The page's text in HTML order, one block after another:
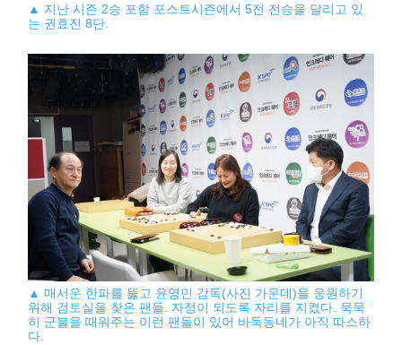
▲ 지난 시즌 2승 포함 포스트시즌에서 5전 전승을 달리고 있
는 권효진 8단.
▲ 매서운 한파를 뚫고 윤영민 감독(사진 가운데)을 응원하기
위해 검토실을 찾은 팬들. 자정이 되도록 자리를 지켰다. 묵묵
히 군불을 때워주는 이런 팬들이 있어 바둑동네가 아직 따스하
다.